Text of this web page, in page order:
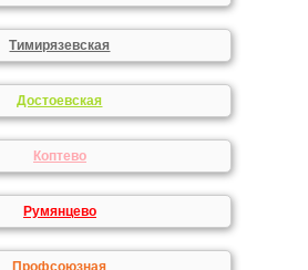
Тимирязевская
Достоевская
Коптево
Румянцево
Профсоюзная